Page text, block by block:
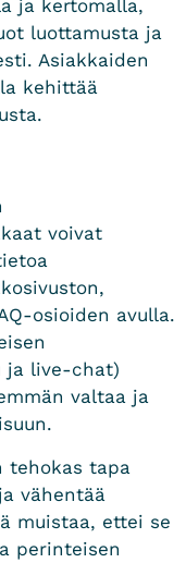
ja kertomalla,
luottamusta ja
Asiakkaiden
kehittää
voivat
osioiden avulla.
ja live-chat)
valtaa ja
tehokas tapa
vähentää
muistaa, ettei se
perinteisen